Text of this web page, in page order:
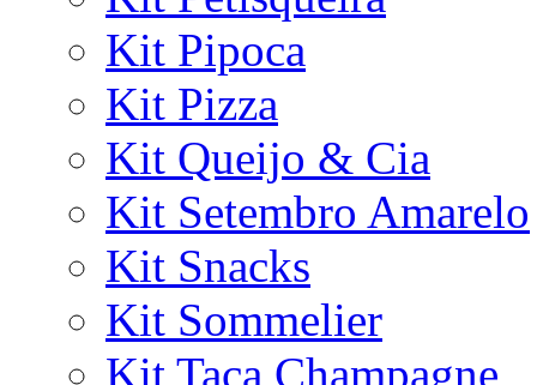
Kit Pipoca
Kit Pizza
Kit Queijo & Cia
Kit Setembro Amarelo
Kit Snacks
Kit Sommelier
Kit Taça Champagne